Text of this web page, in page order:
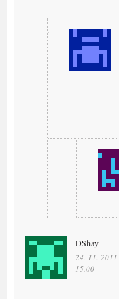
DShay
24. 11. 2011
15.00